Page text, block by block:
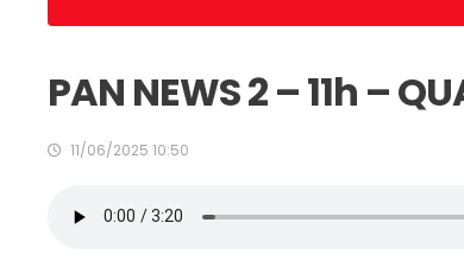
PAN NEWS 2 – 11h –
11/06/2025 10:50